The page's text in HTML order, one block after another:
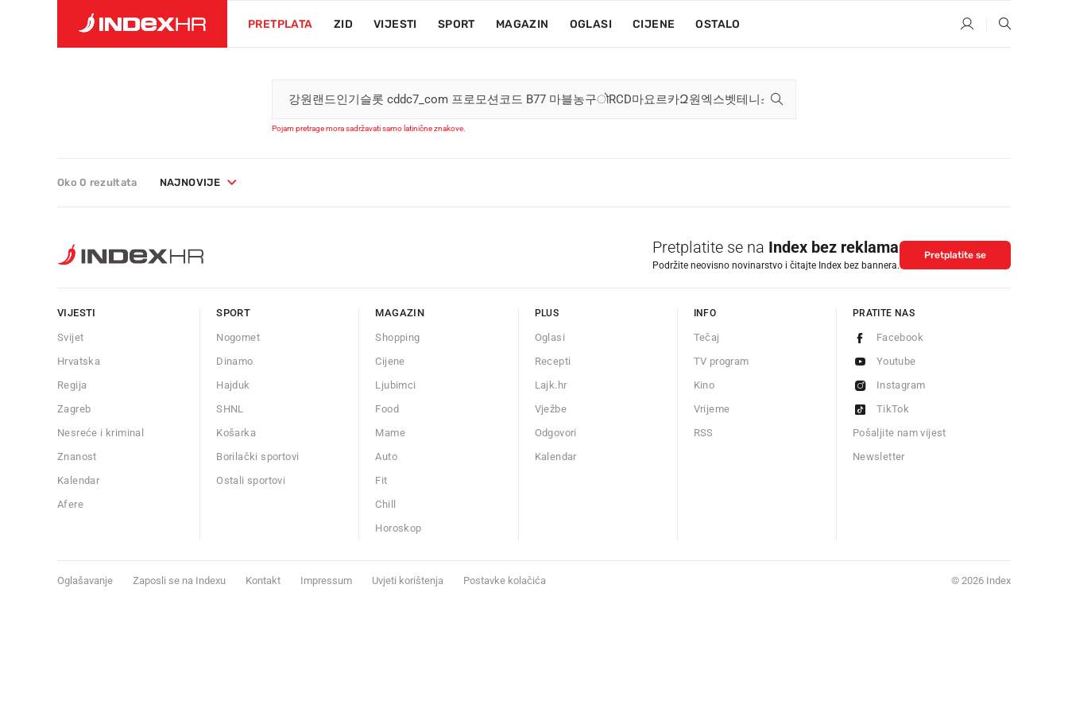
PRETPLATA ZID VIJESTI SPORT MAGAZIN OGLASI CIJENE OSTALO
Pojam pretrage mora sadržavati samo latinične znakove.
Oko 0 rezultata NAJNOVIJE
Pretplatite se na Index bez reklama
Podržite neovisno novinarstvo i čitajte Index bez bannera.
Pretplatite se
VIJESTI
Svijet
Hrvatska
Regija
Zagreb
Nesreće i kriminal
Znanost
Kalendar
Afere
SPORT
Nogomet
Dinamo
Hajduk
SHNL
Košarka
Borilački sportovi
Ostali sportovi
MAGAZIN
Shopping
Cijene
Ljubimci
Food
Mame
Auto
Fit
Chill
Horoskop
PLUS
Oglasi
Recepti
Lajk.hr
Vježbe
Odgovori
Kalendar
INFO
Tečaj
TV program
Kino
Vrijeme
RSS
PRATITE NAS
Facebook
Youtube
Instagram
TikTok
Pošaljite nam vijest
Newsletter
Oglašavanje Zaposli se na Indexu Kontakt Impressum Uvjeti korištenja Postavke kolačića © 2026 Index